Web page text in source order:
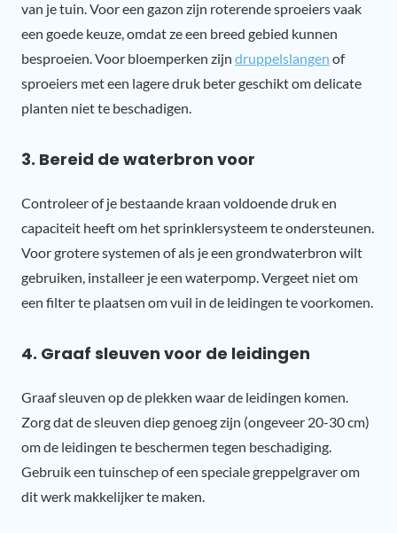
van je tuin. Voor een gazon zijn roterende sproeiers vaak
een goede keuze, omdat ze een breed gebied kunnen
besproeien. Voor bloemperken zijn druppelslangen of
sproeiers met een lagere druk beter geschikt om delicate
planten niet te beschadigen.
3. Bereid de waterbron voor
Controleer of je bestaande kraan voldoende druk en
capaciteit heeft om het sprinklersysteem te ondersteunen.
Voor grotere systemen of als je een grondwaterbron wilt
gebruiken, installeer je een waterpomp. Vergeet niet om
een filter te plaatsen om vuil in de leidingen te voorkomen.
4. Graaf sleuven voor de leidingen
Graaf sleuven op de plekken waar de leidingen komen.
Zorg dat de sleuven diep genoeg zijn (ongeveer 20-30 cm)
om de leidingen te beschermen tegen beschadiging.
Gebruik een tuinschep of een speciale greppelgraver om
dit werk makkelijker te maken.